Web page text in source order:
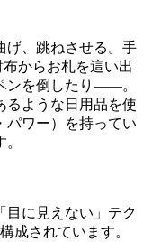
げ、跳ねさせる。手
からお札を這い出
ンを倒したり――。
るような日用品を使
パワー）を持ってい
目に見えない」テク
成されています。